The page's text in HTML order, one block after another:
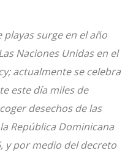
surge en el año
Naciones Unidas en el
actualmente se celebra
este día miles de
desechos de las
República Dominicana
y por medio del decreto